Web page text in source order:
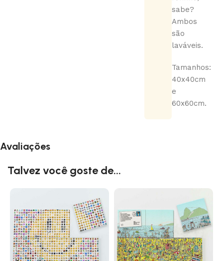
sabe?
Ambos
são
laváveis.
Tamanhos:
40x40cm
e
60x60cm.
Avaliações
Talvez você goste de...